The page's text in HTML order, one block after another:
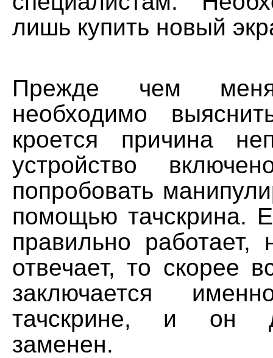
лишь купить новый
Прежде чем
необходимо
кроется причина
устройство
попробовать
помощью тачскрина.
правильно
отвечает, то скорее
заключается
тачскрине, и он
заменен.